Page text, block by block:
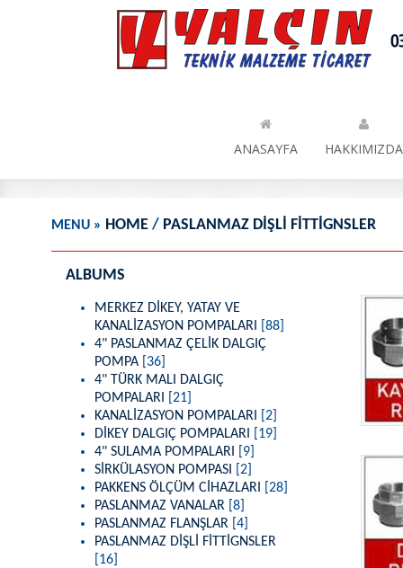
MENU » HOME / PASLANMAZ DİŞLİ FİTTİGNSLER
ALBUMS
MERKEZ DİKEY, YATAY VE
KANALİZASYON POMPALARI
[88]
4" PASLANMAZ ÇELİK DALGIÇ
POMPA
[36]
4" TÜRK MALI DALGIÇ
POMPALARI
[21]
KANALİZASYON POMPALARI
[2]
DİKEY DALGIÇ POMPALARI
[19]
4" SULAMA POMPALARI
[9]
SİRKÜLASYON POMPASI
[2]
PAKKENS ÖLÇÜM CİHAZLARI
[28]
PASLANMAZ VANALAR [8]
PASLANMAZ FLANŞLAR [4]
PASLANMAZ DİŞLİ FİTTİGNSLER
[16]